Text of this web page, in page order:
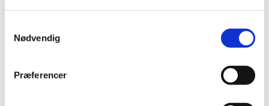
Nødvendig
Præferencer